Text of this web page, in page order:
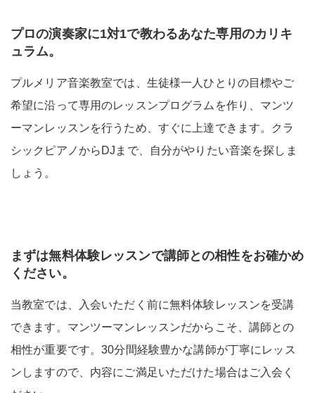
プロの演奏家に1対1で教わるあなた専用のカリキ
ュラム。
プルメリア音楽教室では、生徒様一人ひとりの目標やご
希望に沿って専用のレッスンプログラムを作り、マンツ
ーマンレッスンを行うため、すぐに上達できます。クラ
シックピアノからDJまで、自分がやりたい音楽を探しま
しょう。
まずは無料体験レッスンで講師との相性をお確かめ
ください。
当教室では、入会いただく前に無料体験レッスンを受講
できます。マンツーマンレッスンだからこそ、講師との
相性が重要です。30分間経験豊かな講師が丁寧にレッス
ンしますので、内容にご満足いただけた場合はご入会く